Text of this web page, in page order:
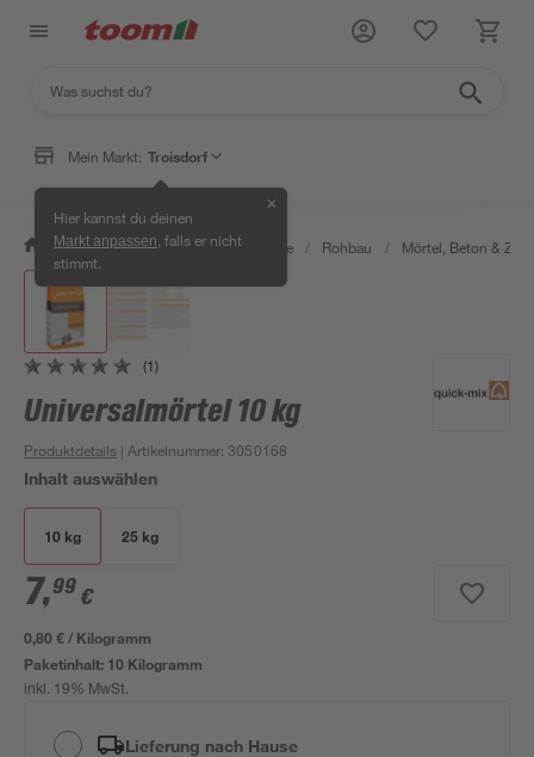
Mein Markt: Troisdorf
Hier kannst du deinen
Markt anpassen , falls er nicht
stimmt.
✕
/ Bauen & Renovieren / Baustoffe / Rohbau / Mörtel, Beton &
(1)
Universalmörtel 10 kg
Produktdetails | Artikelnummer:3050168
Inhalt auswählen
10 kg 25 kg
7,99 €
0,80 € / Kilogramm
Paketinhalt: 10 Kilogramm
inkl. 19% MwSt.
Lieferung nach Hause